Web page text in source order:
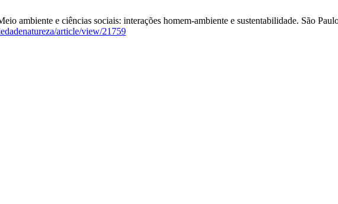
ambiente e ciências sociais: interações homem-ambiente e sustentabilidade. São
article/view/21759